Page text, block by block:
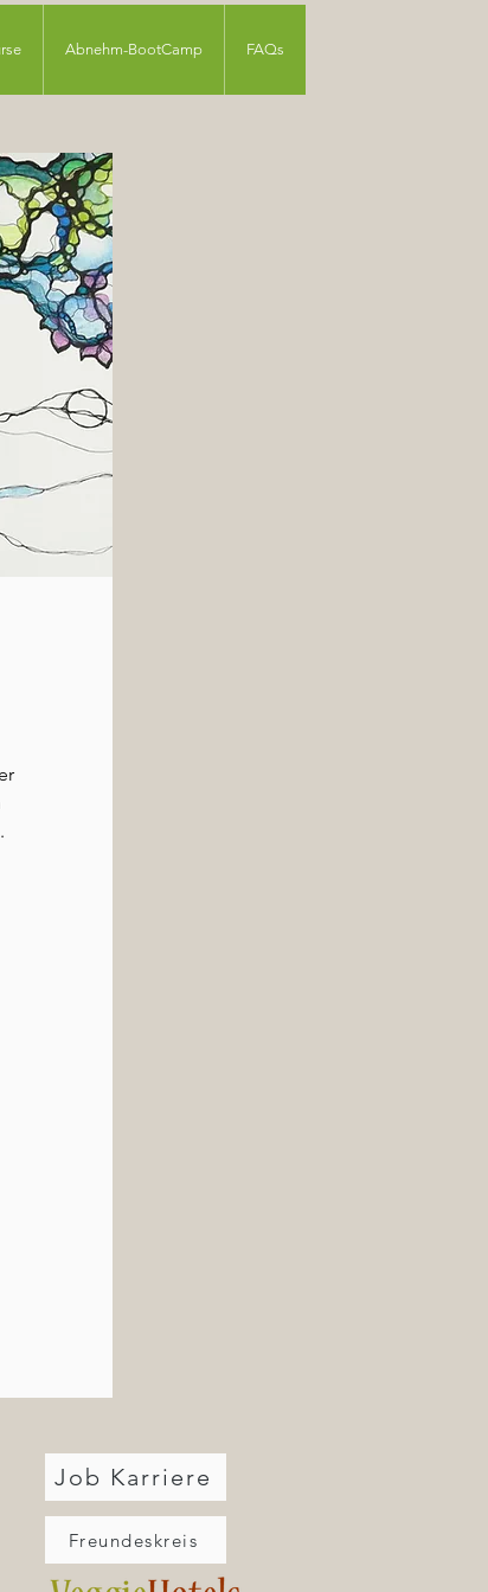
Abnehm-BootCamp FAQs
Job Karriere
Freundeskreis